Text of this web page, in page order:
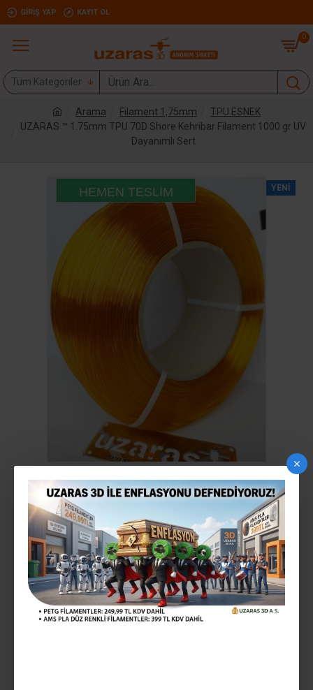
GIRIŞ YAP KAYIT OL
0
Tüm Kategoriler
Arama Filament 1,75mm
TPU ESNEK
UZARAS ™ 1.75mm TPU 70D Shore Kehribar Filament 1000 gr UV
Dayanımlı Sert
YENI
HEMEN TESLIM
UZARAS ™ 1.75MM TPU 70D SHORE KEHRIBAR
FILAMENT 1000 GR UV DAYANIMLI SERT
STOK: Stokta Var
MODEL: 6770551217352
1.029,99TL